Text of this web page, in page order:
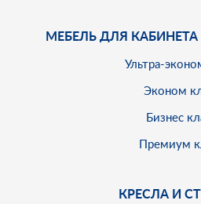
МЕБЕЛЬ ДЛЯ
Ультра-
Эконом
Бизнес
Премиум
КРЕСЛА И